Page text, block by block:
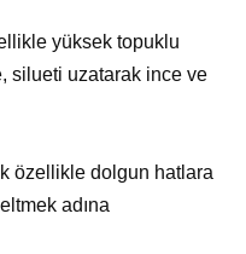
yüksek topuklu
silueti uzatarak ince ve
özellikle dolgun hatlara
adına